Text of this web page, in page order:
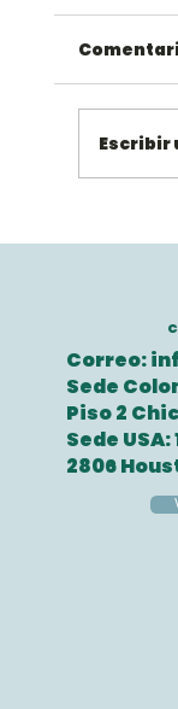
Escribir
Correo:
Sede
Piso 2
Sede
2806